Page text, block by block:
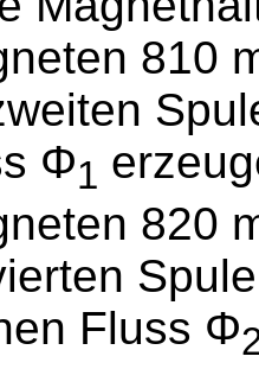
810
Φ1
820
Fluss Φ